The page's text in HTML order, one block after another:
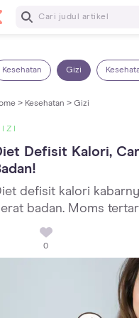
Baca
Kesehatan Gizi
> Kesehatan > Gizi
Defisit Kalori,
defisit kalori
badan. Moms
0